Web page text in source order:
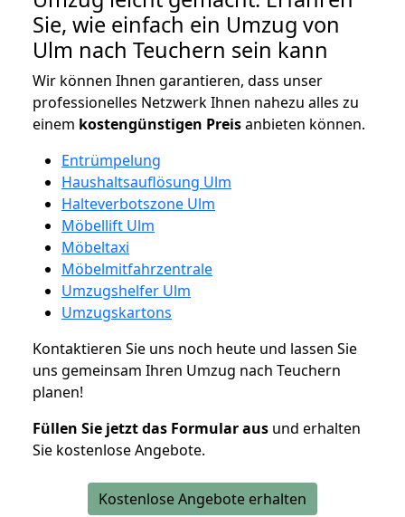
Sie, wie einfach ein Umzug von
Ulm nach Teuchern sein kann
Wir können Ihnen garantieren, dass unser
professionelles Netzwerk Ihnen nahezu alles zu
einem kostengünstigen Preisanbieten können.
Entrümpelung
Haushaltsauflösung Ulm
Halteverbotszone Ulm
Möbellift Ulm
Möbeltaxi
Möbelmitfahrzentrale
Umzugshelfer Ulm
Umzugskartons
Kontaktieren Sie uns noch heute und lassen Sie
uns gemeinsam Ihren Umzug nach Teuchern
planen!
Füllen Sie jetzt das Formular aus und erhalten
Sie kostenlose Angebote.
Kostenlose Angebote erhalten